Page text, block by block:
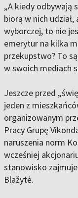
„A kiedy odbywają
biorą w nich
wyborczej, to nie
emerytur na kilka
przekupstwo? To
w swoich mediach
Jeszcze przed
jeden z
organizowanym
Pracy Grupę
naruszenia norm
wcześniej
stanowisko
Blažytė.